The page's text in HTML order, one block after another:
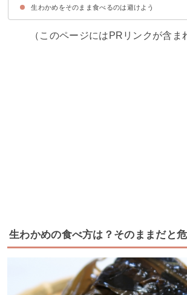
生わかめを日持ちさせるには冷凍がおすすめ
生わかめをそのまま食べるのは避けよう
（このページにはPRリンクが含ま
生わかめの食べ方は？そのままだと危